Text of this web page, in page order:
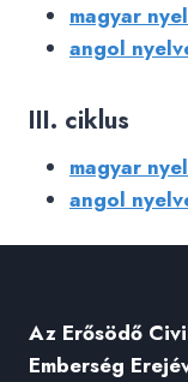
magyar
angol
III. ciklus
magyar
angol
Az Erősödő
Emberség